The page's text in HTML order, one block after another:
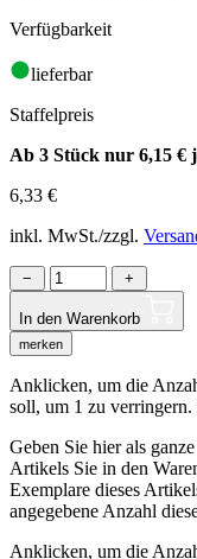
Verfügbarkeit
lieferbar
Staffelpreis
Ab 3 Stück nur 6,15 €
6,33 €
inkl. MwSt./zzgl.
− +
In den Warenkorb
merken
Anklicken, um die
soll, um 1 zu
Geben Sie hier als
Artikels Sie in den
Exemplare dieses
angegebene Anzahl
Anklicken, um die